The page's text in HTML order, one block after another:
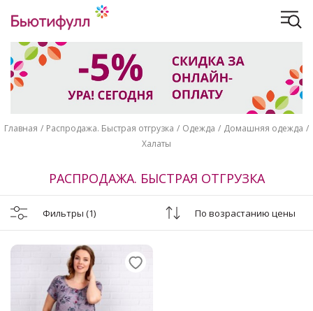
Главная Распродажа. Быстрая отгрузка Одежда
Домашняя одежда
Халаты
РАСПРОДАЖА. БЫСТРАЯ ОТГРУЗКА
Фильтры (1) По возрастанию цены